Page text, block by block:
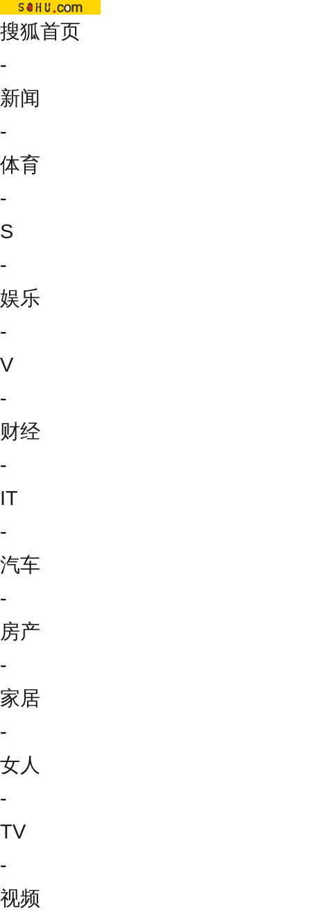
搜狐首页
-
新闻
-
体育
-
S
-
娱乐
-
V
-
财经
-
IT
-
汽车
-
房产
-
家居
-
女人
-
TV
-
视频